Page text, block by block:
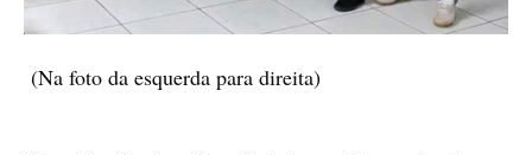
(Na foto da esquerda para direita)